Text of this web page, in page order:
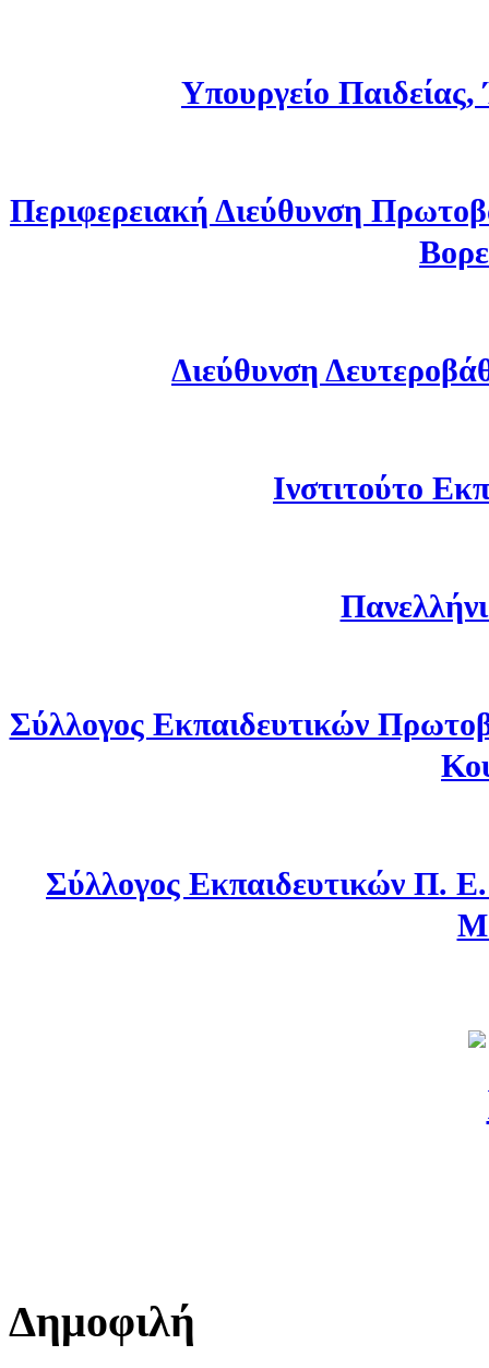
Υπουργείο
Περιφερειακή Διεύθυνση
Διεύθυνση
Ινστιτούτο
Σύλλογος Εκπαιδευτικών
Σύλλογος Εκπαιδευτικών Π.
Δημοφιλή